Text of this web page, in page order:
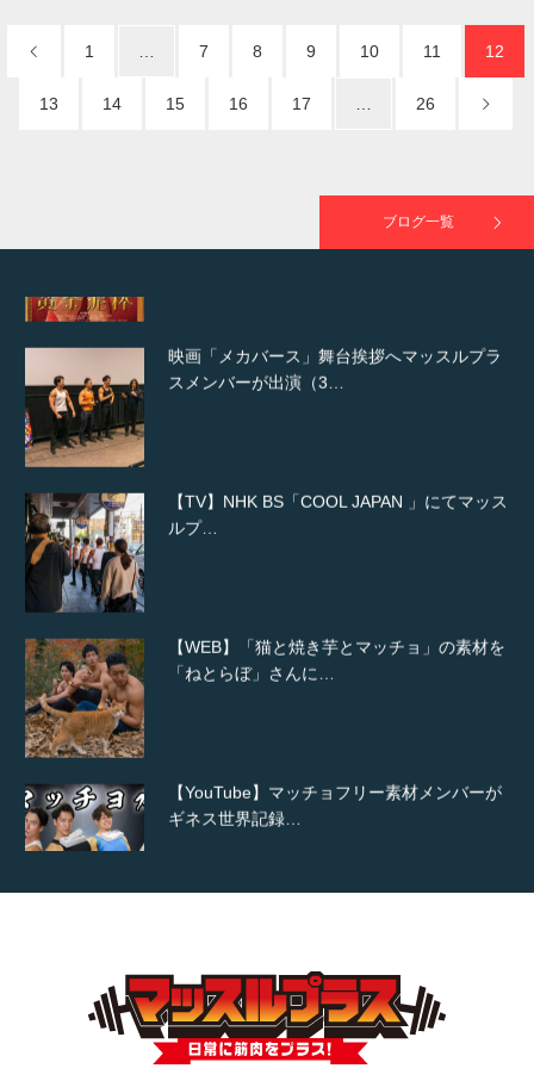
1 7 8 9 10 11 12
13 14 15 16 17 26
ブログ一覧
た（6/8放送）
TOKYO FMラジオ番組「ONE MORNING」
で紹介さ…